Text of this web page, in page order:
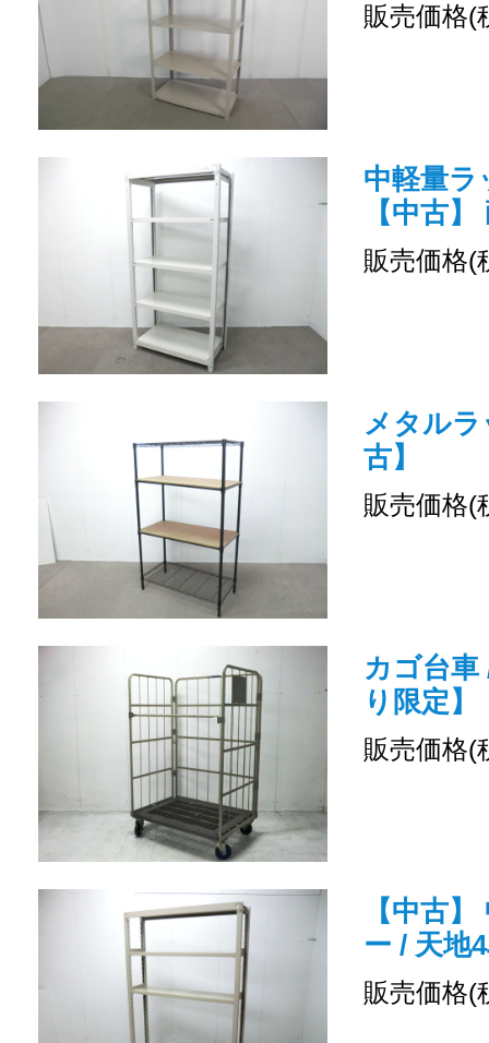
販売価格(
中軽量ラ
【中古
販売価格(
メタル
古】
販売価格(
カゴ台
り限定】
販売価格(
【中古
ー / 天地
販売価格(